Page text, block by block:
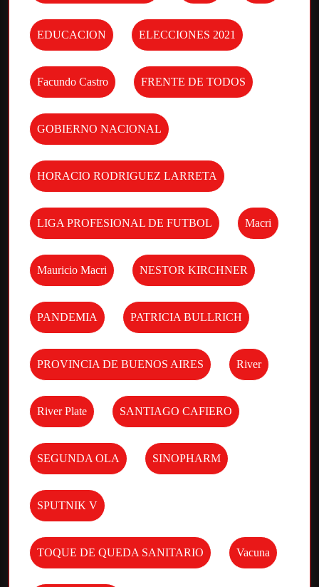
EDUCACION ELECCIONES 2021
Facundo Castro FRENTE DE TODOS
GOBIERNO NACIONAL
HORACIO RODRIGUEZ LARRETA
LIGA PROFESIONAL DE FUTBOL Macri
Mauricio Macri NESTOR KIRCHNER
PANDEMIA PATRICIA BULLRICH
PROVINCIA DE BUENOS AIRES River
River Plate SANTIAGO CAFIERO
SEGUNDA OLA SINOPHARM
SPUTNIK V
TOQUE DE QUEDA SANITARIO Vacuna